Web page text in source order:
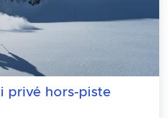
privé hors-piste